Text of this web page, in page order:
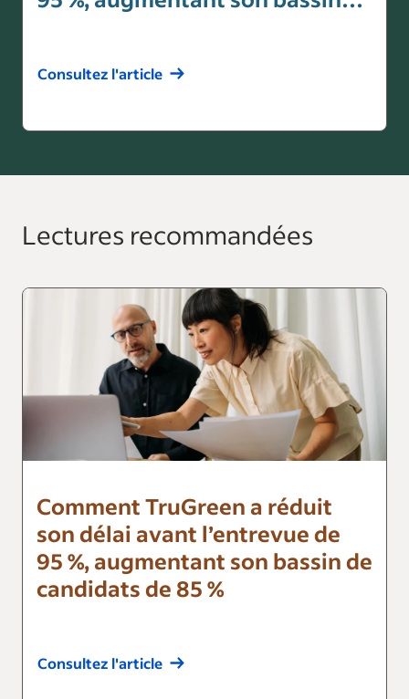
Consultez l'article
Lectures recommandées
Comment TruGreen a réduit
son délai avant l’entrevue de
95 %, augmentant son bassin de
candidats de 85 %
Consultez l'article